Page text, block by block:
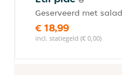
Geserveerd met
€ 18,99
incl. statiegeld (€ 0,00)